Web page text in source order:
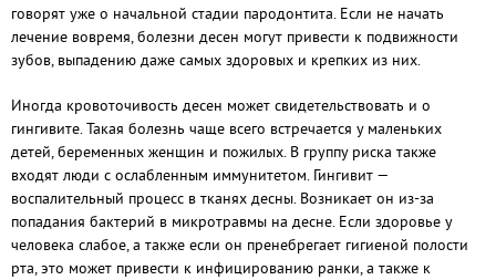
говорят уже о начальной стадии пародонтита. Если не начать
лечение вовремя, болезни десен могут привести к подвижности
зубов, выпадению даже самых здоровых и крепких из них.
Иногда кровоточивость десен может свидетельствовать и о
гингивите. Такая болезнь чаще всего встречается у маленьких
детей, беременных женщин и пожилых. В группу риска также
входят люди с ослабленным иммунитетом. Гингивит —
воспалительный процесс в тканях десны. Возникает он из-за
попадания бактерий в микротравмы на десне. Если здоровье у
человека слабое, а также если он пренебрегает гигиеной полости
рта, это может привести к инфицированию ранки, а также к